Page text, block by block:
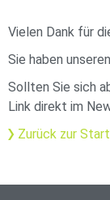
Vielen Dank für
Sie haben
Sollten Sie sich
Link direkt im
Zurück zur